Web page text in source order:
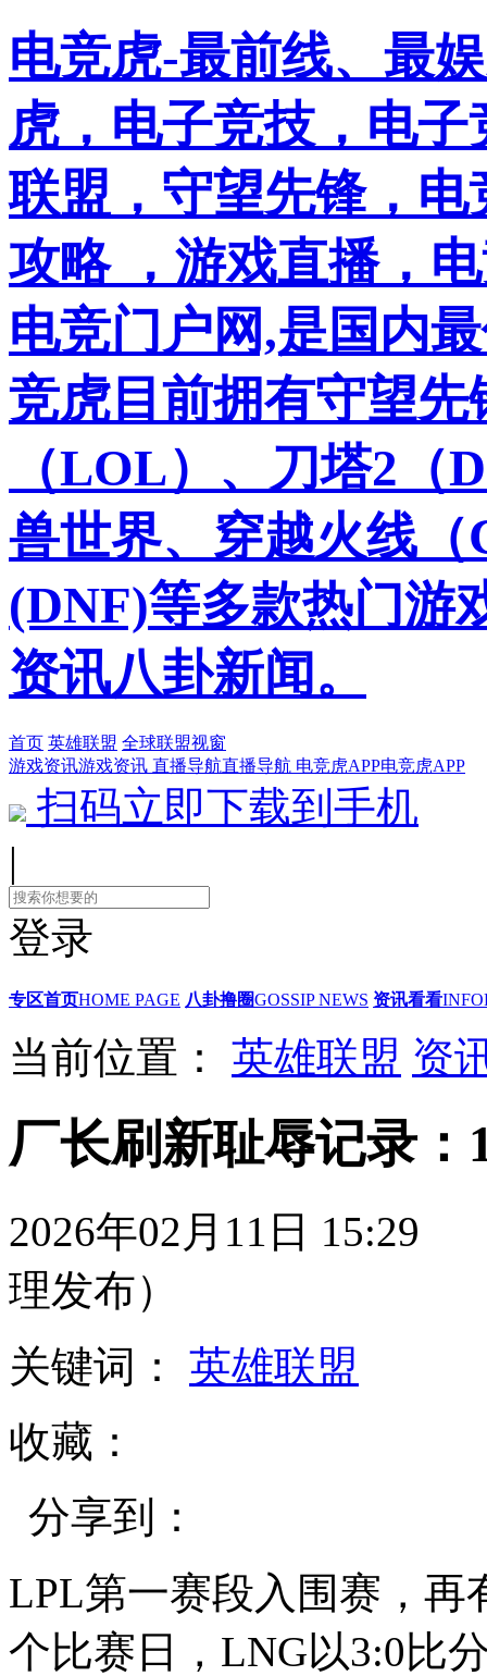
电竞虎-最前线、最
虎，电子竞技，电
联盟，守望先锋，
攻略 ，游戏直播，
电竞门户网,是国内
竞虎目前拥有守望
（LOL）、刀塔2（
兽世界、穿越火线
(DNF)等多款热门游
资讯八卦新闻。
首页 英雄联盟 全球联盟视窗
游戏资讯游戏资讯 直播导航直播导航 电竞虎APP电竞虎APP
扫码立即下载到手机
|
登录
专区首页HOME PAGE 八卦撸圈GOSSIP NEWS 资讯看看
当前位置： 英雄联盟 资
厂长刷新耻辱记录
2026年02月11日
理发布）
关键词：
英雄联盟
收藏：
分享到：
LPL第一赛段入围赛，再
个比赛日，LNG以3:0比